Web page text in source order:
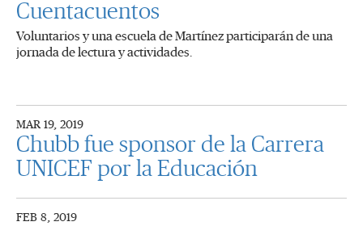
Cuentacuentos
Voluntarios y una escuela de Martínez participarán de una
jornada de lectura y actividades.
MAR 19, 2019
Chubb fue sponsor de la Carrera
UNICEF por la Educación
FEB 8, 2019